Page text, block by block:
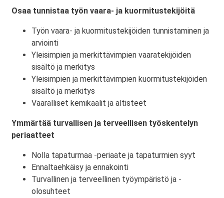
Osaa tunnistaa työn vaara- ja kuormitustekijöitä
Työn vaara- ja kuormitustekijöiden tunnistaminen ja
arviointi
Yleisimpien ja merkittävimpien vaaratekijöiden
sisältö ja merkitys
Yleisimpien ja merkittävimpien kuormitustekijöiden
sisältö ja merkitys
Vaaralliset kemikaalit ja altisteet
Ymmärtää turvallisen ja terveellisen työskentelyn
periaatteet
Nolla tapaturmaa -periaate ja tapaturmien syyt
Ennaltaehkäisy ja ennakointi
Turvallinen ja terveellinen työympäristö ja -
olosuhteet